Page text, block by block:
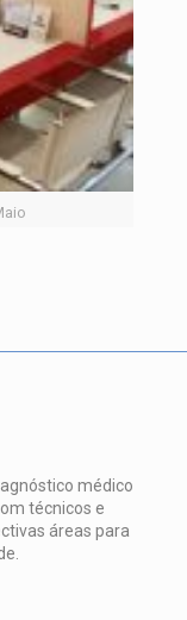
médico
técnicos e
áreas para